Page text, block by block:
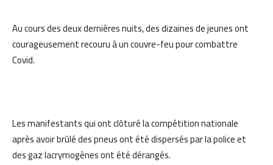
Au cours des deux dernières nuits, des dizaines de jeunes ont
courageusement recouru à un couvre-feu pour combattre
Covid.
Les manifestants qui ont clôturé la compétition nationale
après avoir brûlé des pneus ont été dispersés par la police et
des gaz lacrymogènes ont été dérangés.